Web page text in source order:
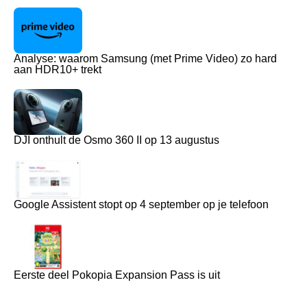
Analyse: waarom Samsung (met Prime Video) zo hard
aan HDR10+ trekt
DJI onthult de Osmo 360 II op 13 augustus
Google Assistent stopt op 4 september op je telefoon
Eerste deel Pokopia Expansion Pass is uit